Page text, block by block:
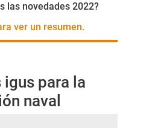
las novedades 2022?
ver un resumen.
para la
naval